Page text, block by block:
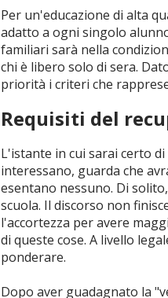
Per un'educazione di alta
adatto a ogni singolo
familiari sarà nella
chi è libero solo di sera.
priorità i criteri che
Requisiti del
L'istante in cui sarai certo
interessano, guarda che
esentano nessuno. Di
scuola. Il discorso non
l'accortezza per avere
di queste cose. A livello
ponderare.
Dopo aver guadagnato la